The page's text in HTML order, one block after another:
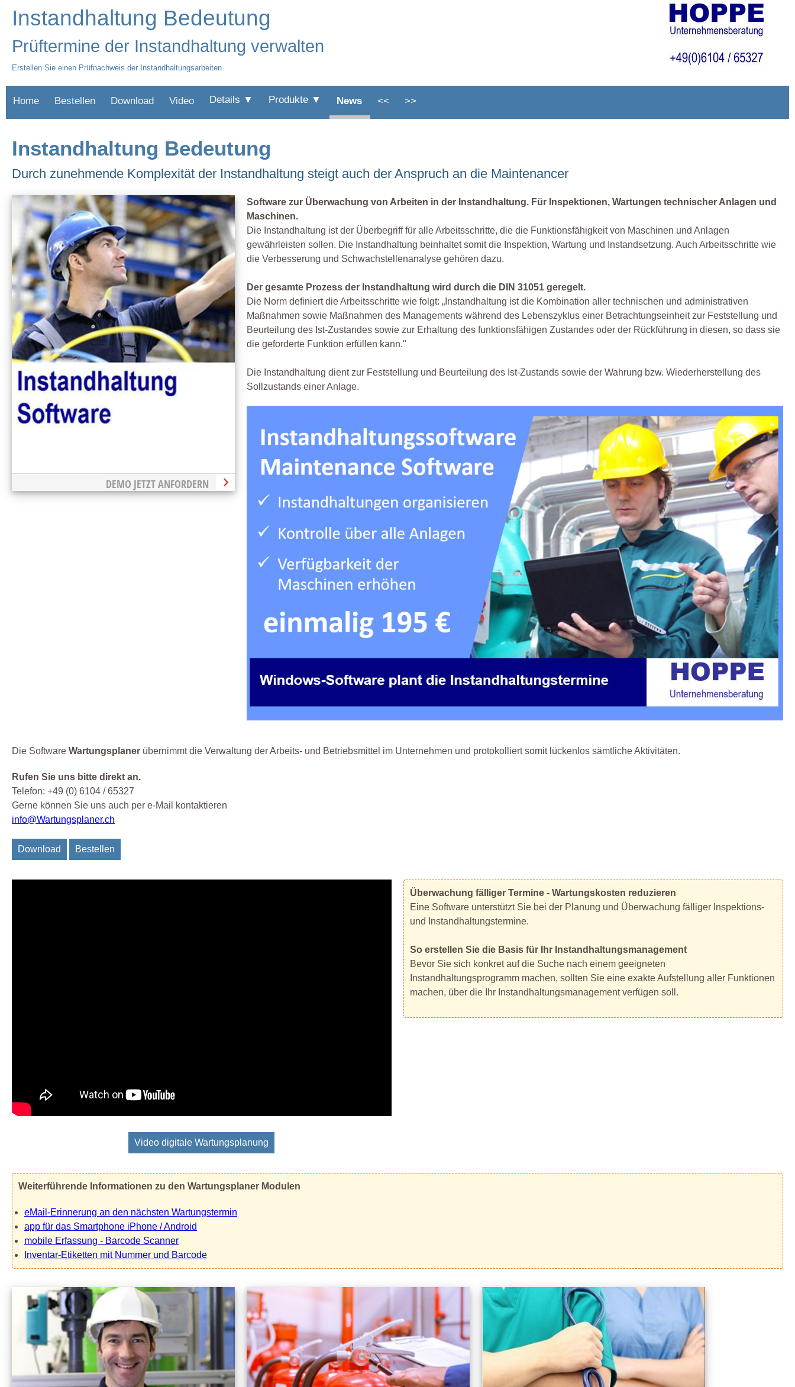
Instandhaltung Bedeutung
Prüftermine der Instandhaltung verwalten
Erstellen Sie einen Prüfnachweis der Instandhaltungsarbeiten
Home Bestellen Download Video Details ▼ Produkte ▼ News << >>
Instandhaltung Bedeutung
Durch zunehmende Komplexität der Instandhaltung steigt auch der Anspruch an die Maintenancer
DEMO JETZT ANFORDERN
Software zur Überwachung von Arbeiten in der Instandhaltung. Für Inspektionen, Wartungen technischer Anlagen und
Maschinen.
Die Instandhaltung ist der Überbegriff für alle Arbeitsschritte, die die Funktionsfähigkeit von Maschinen und Anlagen
gewährleisten sollen. Die Instandhaltung beinhaltet somit die Inspektion, Wartung und Instandsetzung. Auch Arbeitsschritte wie
die Verbesserung und Schwachstellenanalyse gehören dazu.
Der gesamte Prozess der Instandhaltung wird durch die DIN 31051 geregelt.
Die Norm definiert die Arbeitsschritte wie folgt: „Instandhaltung ist die Kombination aller technischen und administrativen
Maßnahmen sowie Maßnahmen des Managements während des Lebenszyklus einer Betrachtungseinheit zur Feststellung und
Beurteilung des Ist-Zustandes sowie zur Erhaltung des funktionsfähigen Zustandes oder der Rückführung in diesen, so dass sie
die geforderte Funktion erfüllen kann."
Die Instandhaltung dient zur Feststellung und Beurteilung des Ist-Zustands sowie der Wahrung bzw. Wiederherstellung des
Sollzustands einer Anlage.
Die Software Wartungsplaner übernimmt die Verwaltung der Arbeits- und Betriebsmittel im Unternehmen und protokolliert somit lückenlos sämtliche Aktivitäten.
Rufen Sie uns bitte direkt an.
Telefon: +49 (0) 6104 / 65327
Gerne können Sie uns auch per e-Mail kontaktieren
info@Wartungsplaner.ch
Download Bestellen
Video digitale Wartungsplanung
Überwachung fälliger Termine - Wartungskosten reduzieren
Eine Software unterstützt Sie bei der Planung und Überwachung fälliger Inspektions-
und Instandhaltungstermine.
So erstellen Sie die Basis für Ihr Instandhaltungsmanagement
Bevor Sie sich konkret auf die Suche nach einem geeigneten
Instandhaltungsprogramm machen, sollten Sie eine exakte Aufstellung aller Funktionen
machen, über die Ihr Instandhaltungsmanagement verfügen soll.
Weiterführende Informationen zu den Wartungsplaner Modulen
eMail-Erinnerung an den nächsten Wartungstermin
app für das Smartphone iPhone / Android
mobile Erfassung - Barcode Scanner
Inventar-Etiketten mit Nummer und Barcode